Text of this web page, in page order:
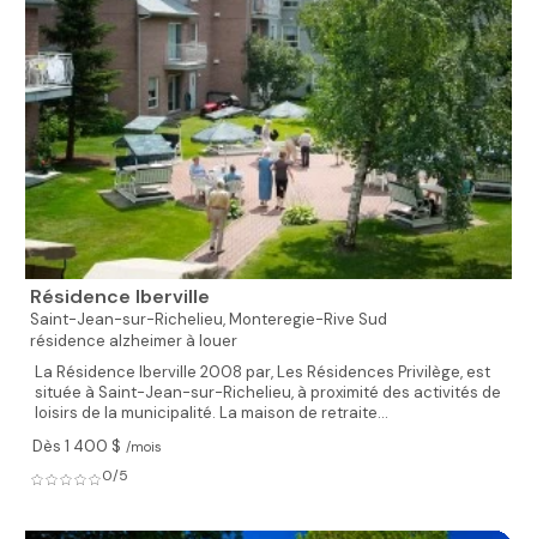
Résidence Iberville
Saint-Jean-sur-Richelieu,Monteregie-Rive Sud
résidence alzheimer à louer
La Résidence Iberville 2008 par, Les Résidences Privilège, est
située à Saint-Jean-sur-Richelieu, à proximité des activités de
loisirs de la municipalité. La maison de retraite...
Dès 1 400 $ /mois
0/5